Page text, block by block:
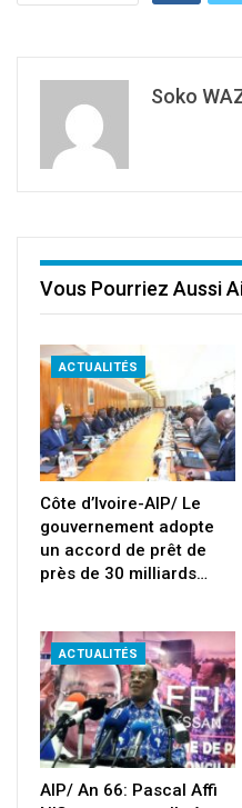
Soko
Vous Pourriez Aussi
ACTUALITÉS
Côte d’Ivoire-AIP/ Le
gouvernement adopte
un accord de prêt de
près de 30 milliards…
ACTUALITÉS
AIP/ An 66: Pascal Affi